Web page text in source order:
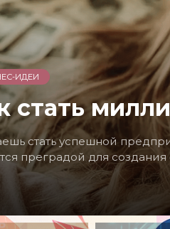
ИДЕИ
идеи
– это как
ты начинаешь понимать,